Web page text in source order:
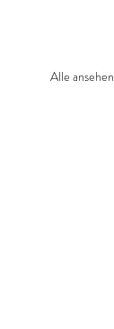
Alle ansehen